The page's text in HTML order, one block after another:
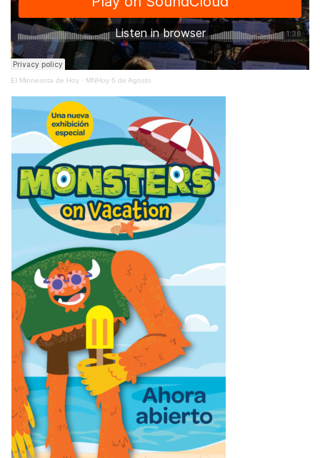
El Minnesota de Hoy · MNHoy 6 de Agosto
ÚLTIMAS NOTICIAS
URGEN PROTEGER HUMEDALES EN MINNESOTA Y
EN TODA LA REGIÓN DE LOS PRAIRIE POTHOLES
August 6, 2026
MENOR DE 11 AÑOS ES ARRESTADO TRAS
APUÑALAMIENTO AL AZAR EN ST. CLOUD
2026